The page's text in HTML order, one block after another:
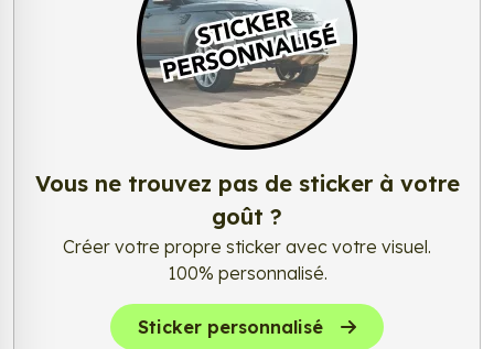
Vous ne trouvez pas de sticker à votre
goût ?
Créer votre propre sticker avec votre visuel.
100% personnalisé.
Sticker personnalisé